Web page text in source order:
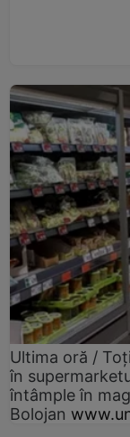
Ultima oră /
în
întâmple în
Bolojan